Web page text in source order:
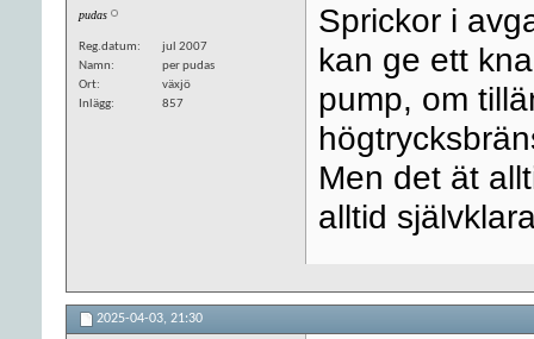
pudas
Reg.datum
jul 2007
Namn
per pudas
Ort
växjö
Inlägg
857
Sprickor i
kan ge ett
pump, om
Men det ät
alltid
2025-04-03, 21:30